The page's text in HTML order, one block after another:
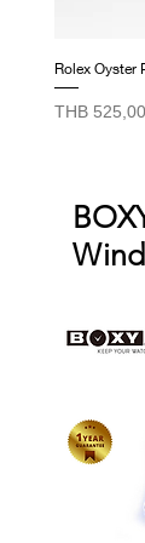
Rolex Oyster
Price
THB